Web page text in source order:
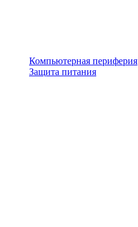
Компьютерная периферия
Защита питания